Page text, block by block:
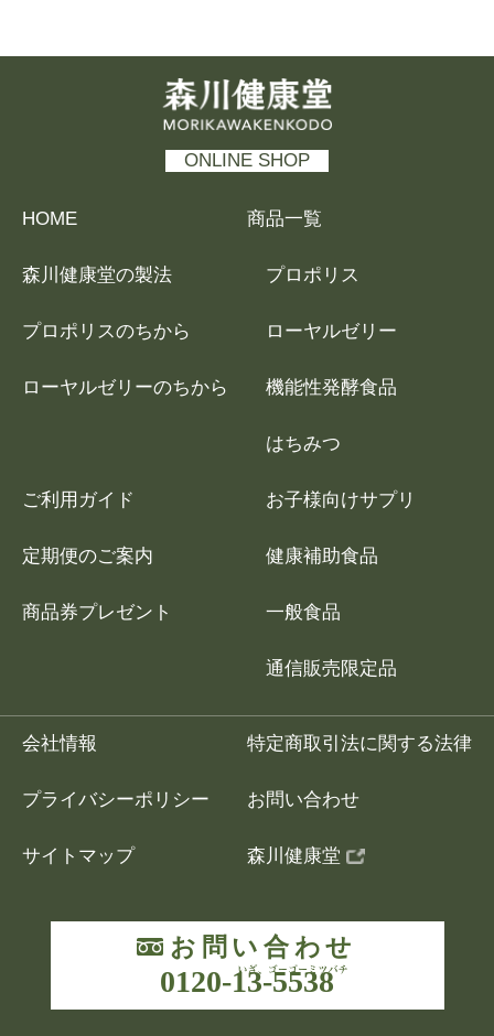
森川健康堂 MORIKAWAKENKODO
ONLINE SHOP
HOME 商品一覧
プロポリス
ローヤルゼリー
機能性発酵食品
はちみつ
お子様向けサプリ
健康補助食品
一般食品
通信販売限定品
森川健康堂の製法
プロポリスのちから
ローヤルゼリーのちから
ご利用ガイド
定期便のご案内
商品券プレゼント
会社情報
プライバシーポリシー
特定商取引法に関する法律
お問い合わせ
サイトマップ 森川健康堂
お問い合わせ
0120-13-5538
いざ、ゴーゴー